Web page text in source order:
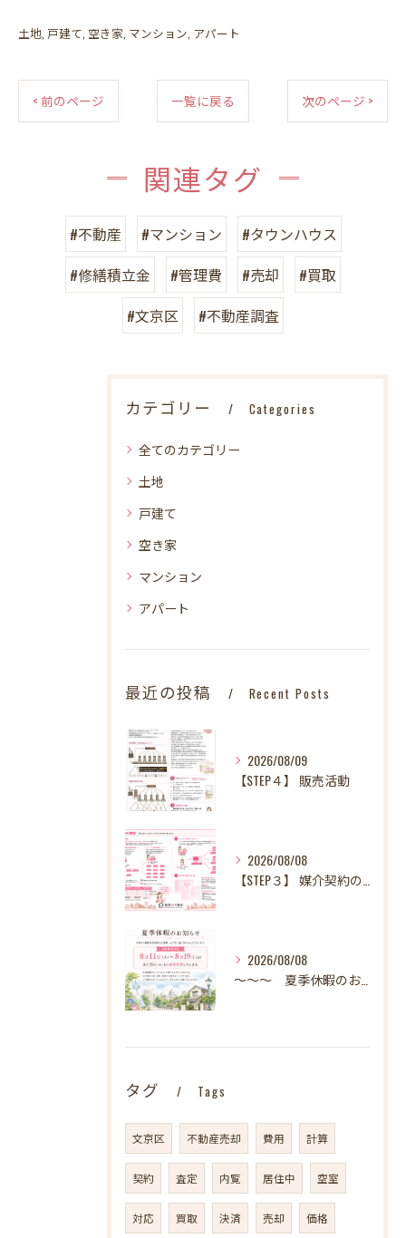
土地 戸建て 空き家 マンション アパート
< 前のページ 一覧に戻る 次のページ >
関連タグ
#不動産 #マンション
#タウンハウス
#修繕積立金
#管理費 #売却
#買取
#文京区
#不動産調査
カテゴリー Categories
全てのカテゴリー
土地
戸建て
空き家
マンション
アパート
最近の投稿 Recent Posts
2026/08/09
【STEP４】 販売活動
2026/08/08
2026/08/08
タグ Tags
文京区 不動産売却 費用 計算
契約 査定 内覧 居住中 空室
対応 買取 決済 売却 価格